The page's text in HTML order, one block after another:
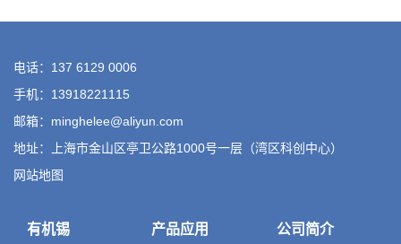
电话：137 6129 0006
手机：13918221115
邮箱：minghelee@aliyun.com
地址：上海市金山区亭卫公路1000号一层（湾区科创中心）
网站地图
有机锡 产品应用 公司简介